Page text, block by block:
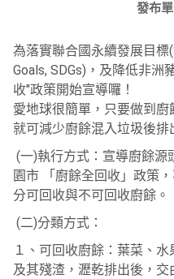
發布單
為落實聯合國永續發展目
Goals, SDGs)，及降低非洲
收"政策開始宣導囉！
愛地球很簡單，只要做到廚
就可減少廚餘混入垃圾後排
(一)執行方式：宣導廚餘源
園市 「廚餘全回收」政策
分可回收與不可回收廚餘。
(二)分類方式：
１、可回收廚餘：葉菜、
及其殘渣，瀝乾排出後，